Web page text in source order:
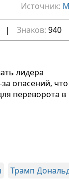
Источник:
| Знаков: 940
лидера
опасений, что
переворота в
Трамп